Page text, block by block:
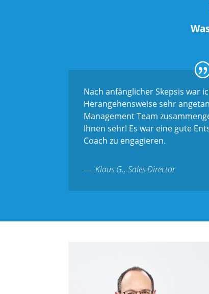
Nach anfänglicher Skepsis war
Herangehensweise sehr
Management Team
Ihnen sehr! Es war eine gute
Coach zu engagieren.
Klaus G., Sales Director